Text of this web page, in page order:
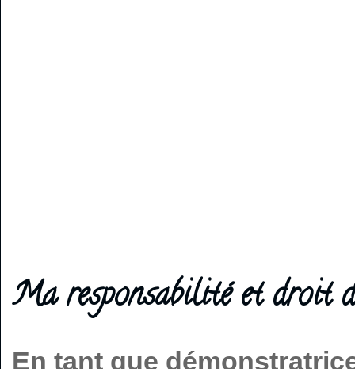
Ma responsabilité et droit
En tant que